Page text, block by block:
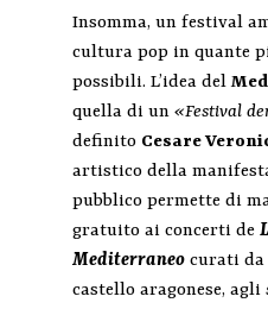
Insomma, un festival
cultura pop in quante
possibili. L’idea del
quella di un «Festival
definito Cesare
artistico della
pubblico permette di
gratuito ai concerti de
Mediterraneocurati da
castello aragonese, agli